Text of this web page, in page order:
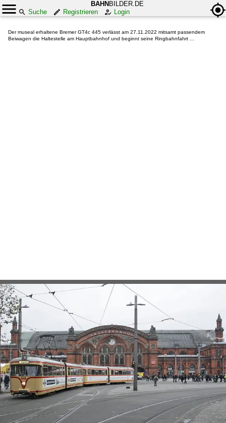
BAHN BILDER.DE
Suche
Registrieren Login
Der museal erhaltene Bremer GT4c 445 verlässt am 27.11.2022 mitsamt passendem
Beiwagen die Haltestelle am Hauptbahnhof und beginnt seine Ringbahnfahrt ...